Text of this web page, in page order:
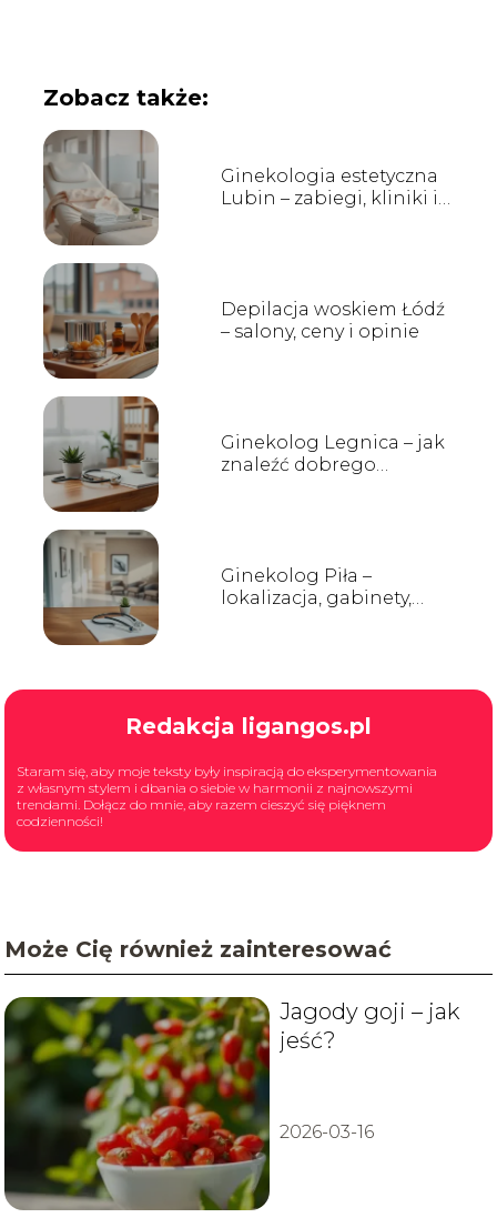
Zobacz także:
Ginekologia estetyczna
Lubin – zabiegi, kliniki i
Depilacja woskiem Łódź
– salony, ceny i opinie
Ginekolog Legnica – jak
znaleźć dobrego
Ginekolog Piła –
lokalizacja, gabinety,
Redakcja ligangos.pl
Staram się, aby moje teksty były inspiracją do eksperymentowania
z własnym stylem i dbania o siebie w harmonii z najnowszymi
trendami. Dołącz do mnie, aby razem cieszyć się pięknem
codzienności!
Może Cię również zainteresować
Jagody goji – jak
jeść?
2026-03-16